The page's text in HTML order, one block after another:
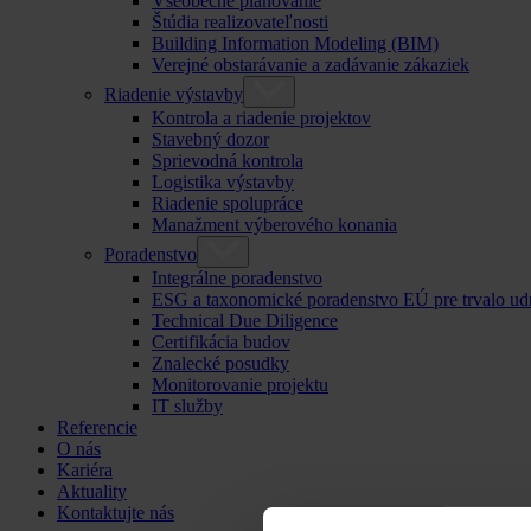
Štúdia realizovateľnosti
Building Information Modeling (BIM)
Verejné obstarávanie a zadávanie zákaziek
Riadenie výstavby
Kontrola a riadenie projektov
Stavebný dozor
Sprievodná kontrola
Logistika výstavby
Riadenie spolupráce
Manažment výberového konania
Poradenstvo
Integrálne poradenstvo
ESG a taxonomické poradenstvo EÚ pre trvalo
Technical Due Diligence
Certifikácia budov
Znalecké posudky
Monitorovanie projektu
IT služby
Referencie
O nás
Kariéra
Aktuality
Kontaktujte nás